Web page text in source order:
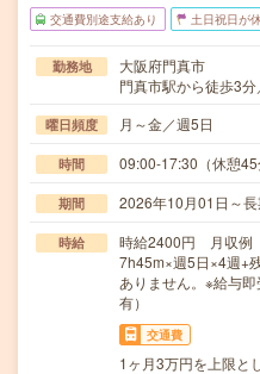
交通費別途支給あり 土日祝日が
勤務地
大阪府門真市
門真市駅から徒歩3
曜日頻度 月～金／週5日
時間 09:00-17:30（休憩
期間 2026年10月01日～
時給
時給2400円 月収例
7h45m×週5日×4週+
ありません。※給与
有）
交通費
1ヶ月3万円を上限と